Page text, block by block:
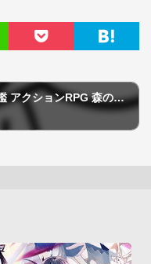
クマVSマから始まる生物図鑑 アクションRPG 森の熊がマリモやマタギとスタンプで戦うくま！！